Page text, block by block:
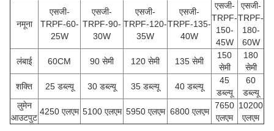
नमूना
एसजी-
TRPF-60-
25W
एसजी-
TRPF-90-
30W
एसजी-
TRPF-120-
35W
एसजी-
TRPF-135-
40W
एसजी-
TRPF-
150-
45W
एसजी-
TRPF-
180-
60W
लंबाई
60CM 90 सेमी 120 सेमी 135 सेमी
150
सेमी
180
सेमी
शक्ति
25 डब्ल्यू 30 डब्ल्यू 35 डब्ल्यू 40 डब्ल्यू
45
डब्ल्यू
60
डब्ल्यू
लुमेन
आउटपुट
4250 एलएम 5100 एलएम 5950 एलएम 6800 एलएम
7650
एलएम
10200
एलएम